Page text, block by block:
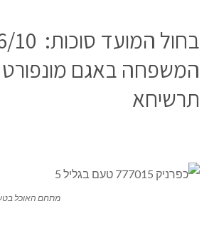
המשפחה באגם
תרשיחא
מתחם האוכל